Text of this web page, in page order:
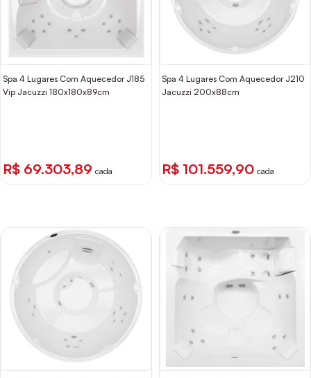
Spa 4 Lugares Com Aquecedor J185
Vip Jacuzzi 180x180x89cm
R$ 69.303,89 cada
Spa 4 Lugares Com Aquecedor J210
Jacuzzi 200x88cm
R$ 101.559,90 cada